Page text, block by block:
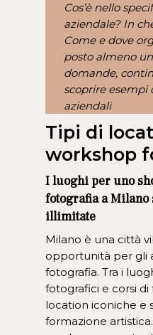
Cos’è nello
aziendale? In
Come e dove
posto almeno
domande,
scoprire esempi
aziendali
Tipi di
workshop
I luoghi per uno
fotografia a Milano​
illimitate
Milano è una città
opportunità per gli
fotografia. Tra i
fotografici e corsi
location iconiche e
formazione